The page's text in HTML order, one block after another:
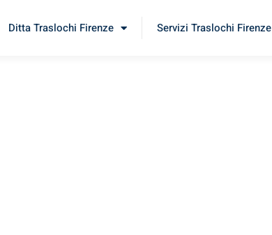
Ditta Traslochi Firenze Servizi Traslochi Firenze